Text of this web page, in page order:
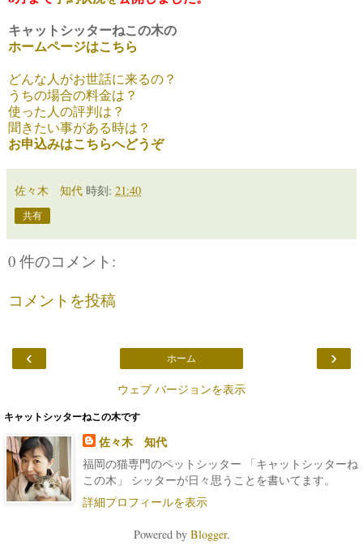
キャットシッターねこの木の
ホームページはこちら
どんな人がお世話に来るの？
うちの場合の料金は？
使った人の評判は？
聞きたい事がある時は？
お申込みはこちらへどうぞ
佐々木 知代 時刻: 21:40
共有
0 件のコメント:
コメントを投稿
‹ ›
ホーム
ウェブ バージョンを表示
キャットシッターねこの木です
佐々木 知代
福岡の猫専門のペットシッター 「キャットシッターね
この木」 シッターが日々思うことを書いてます。
詳細プロフィールを表示
Powered by Blogger.